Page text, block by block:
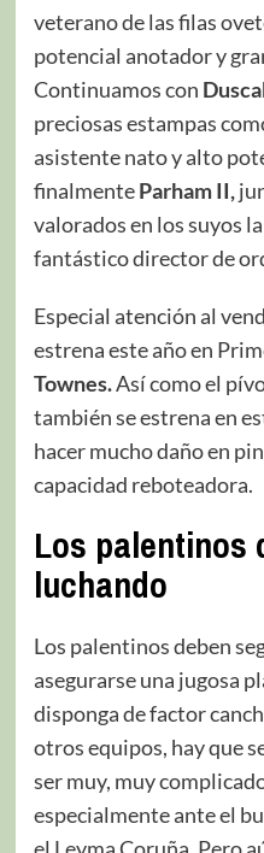
veterano de las filas
potencial anotador y
Continuamos con
preciosas estampas
asistente nato y alto
finalmenteParham II,
valorados en los suyos
fantástico director de
Especial atención al
estrena este año en
Townes.Así como el
también se estrena en
hacer mucho daño en
capacidad reboteadora.
Los palentinos
luchando
Los palentinos deben
asegurarse una jugosa
disponga de factor
otros equipos, hay que
ser muy, muy
especialmente ante el